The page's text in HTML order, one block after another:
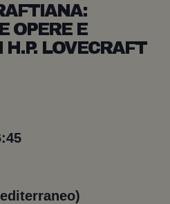
OPERE E
H.P. LOVECRAFT